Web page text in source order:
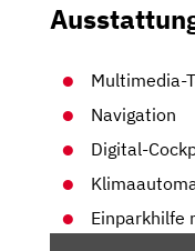
Multimedia-
Navigation
Digital-
Einparkhilfe